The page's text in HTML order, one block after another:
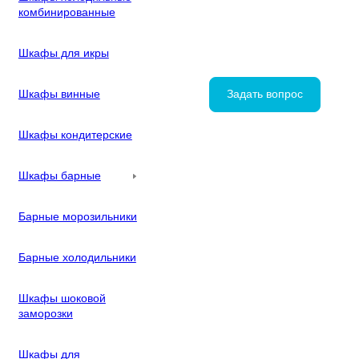
комбинированные
Шкафы для икры
Шкафы винные
Шкафы кондитерские
Шкафы барные
Барные морозильники
Барные холодильники
Шкафы шоковой
заморозки
Шкафы для
Задать вопрос